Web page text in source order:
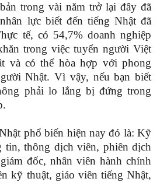
trong vài năm trở lại đây đã
lực biết đến tiếng Nhật đã
tế, có 54,7% doanh nghiệp
trong việc tuyển người Việt
và có thể hòa hợp với phong
Nhật. Vì vậy, nếu bạn biết
phải lo lắng bị đứng trong
phổ biến hiện nay đó là: Kỹ
tin, thông dịch viên, phiên dịch
đốc, nhân viên hành chính
kỹ thuật, giáo viên tiếng Nhật,